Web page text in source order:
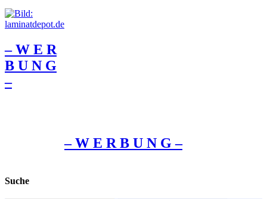
– W Ε R
Β U Ν G
–
– W Ε R Β U Ν G –
Suche